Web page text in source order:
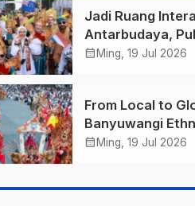
Jadi Ruang
Antarbudaya,
Wisatawan
calendar_month Ming, 19 Jul 2026
From Local to
Banyuwangi
Carnival Buktikan
calendar_month Ming, 19 Jul 2026